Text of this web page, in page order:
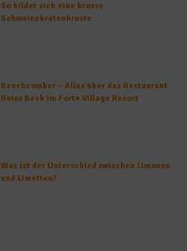
So bildet sich eine krosse
Schweinebratenkruste
Beachcomber – Alles über das Restaurant
Heinz Beck im Forte Village Resort
Was ist der Unterschied zwischen Limonen
und Limetten?